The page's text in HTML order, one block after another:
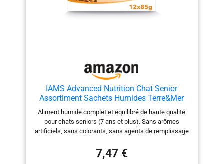
IAMS Advanced Nutrition Chat Senior
Assortiment Sachets Humides Terre&Mer
Land&Sea Collection, en Sauce - 12 sachets
x 85g
Aliment humide complet et équilibré de haute qualité
pour chats seniors (7 ans et plus). Sans arômes
artificiels, sans colorants, sans agents de remplissage
sauce) se décline en deux délicieuses recettes : Poulet
ou Hareng et thon La taurine favorise une bonne santé
7,47 €